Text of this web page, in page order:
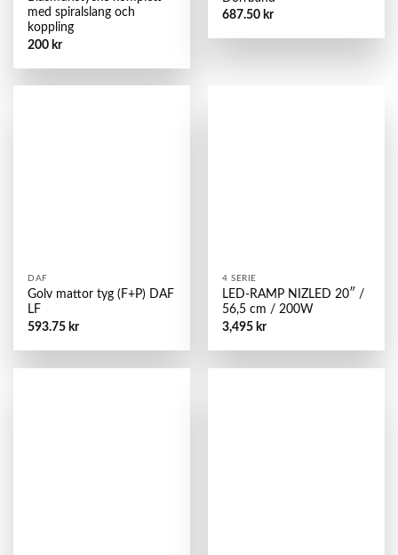
med spiralslang och
koppling
200 kr
687.50 kr
DAF
Golv mattor tyg (F+P) DAF
LF
593.75 kr
4 SERIE
LED-RAMP NIZLED 20″ /
56,5 cm / 200W
3,495 kr